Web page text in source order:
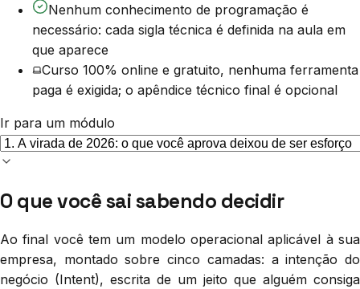
Nenhum conhecimento de programação é
necessário: cada sigla técnica é definida na aula em
que aparece
Curso 100% online e gratuito, nenhuma ferramenta
paga é exigida; o apêndice técnico final é opcional
Ir para um módulo
O que você sai sabendo decidir
Ao final você tem um modelo operacional aplicável à sua
empresa, montado sobre cinco camadas: a intenção do
negócio (Intent), escrita de um jeito que alguém consiga